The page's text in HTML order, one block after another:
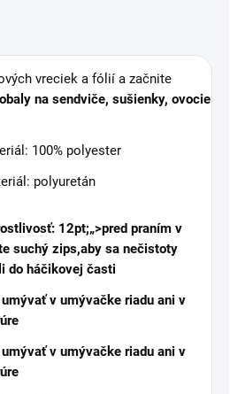
vreciek a fólií a začnite
na sendviče, sušienky, ovocie
100% polyester
polyuretán
12pt;„>pred praním v
suchý zips,aby sa nečistoty
do háčikovej časti
v umývačke riadu ani v
v umývačke riadu ani v